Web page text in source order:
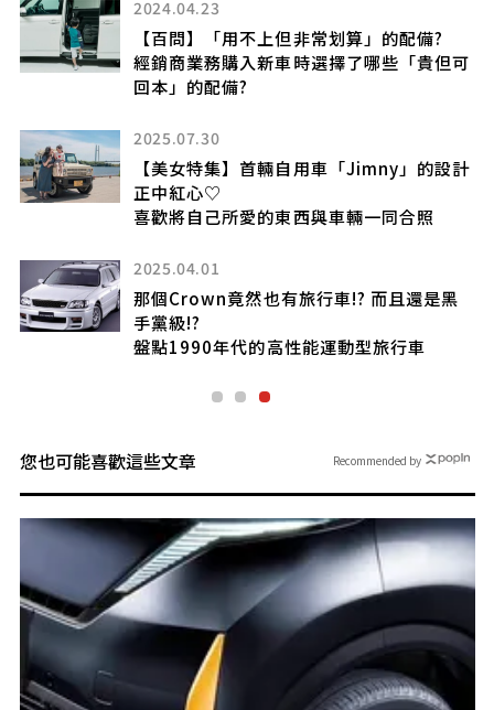
2024.04.23
【百問】「用不上但非常划算」的配備?
經銷商業務購入新車時選擇了哪些「貴但可
回本」的配備?
2025.07.30
【美女特集】首輛自用車「Jimny」的設計
正中紅心♡
喜歡將自己所愛的東西與車輛一同合照
2025.04.01
那個Crown竟然也有旅行車!? 而且還是黑
手黨級!?
盤點1990年代的高性能運動型旅行車
您也可能喜歡這些文章 Recommended by